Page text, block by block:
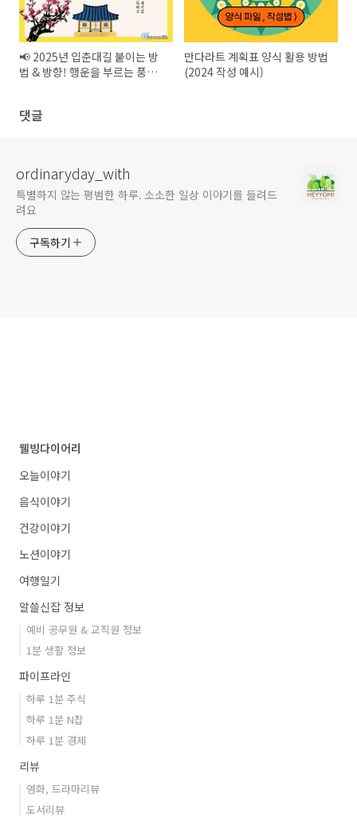
📢 2025년 입춘대길 붙이는 방
법 & 방향! 행운을 부르는 풍수
만다라트 계획표 양식 활용 방법
(2024 작성 예시)
댓글
ordinaryday_with
특별하지 않는 평범한 하루. 소소한 일상 이야기를 들려드
려요
구독하기
웰빙다이어리
오늘이야기
음식이야기
건강이야기
노션이야기
여행일기
알쓸신잡 정보
예비 공무원 & 교직원 정보
1분 생활 정보
파이프라인
하루 1분 주식
하루 1분 N잡
하루 1분 경제
리뷰
영화, 드라마리뷰
도서리뷰